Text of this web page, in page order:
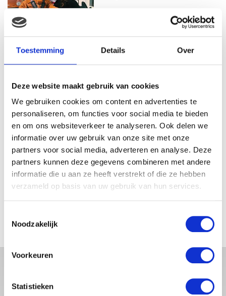
Toestemming Details Over
Deze website maakt gebruik van cookies
We gebruiken cookies om content en advertenties te
personaliseren, om functies voor social media te bieden
en om ons websiteverkeer te analyseren. Ook delen we
informatie over uw gebruik van onze site met onze
partners voor social media, adverteren en analyse. Deze
partners kunnen deze gegevens combineren met andere
informatie die u aan ze heeft verstrekt of die ze hebben
verzameld op basis van uw gebruik van hun services.
Noodzakelijk
Voorkeuren
Statistieken
FEEST, WANT REBEL IS JARIG!
MAMA THIRZA VLOG: OP
VAKANTIE & TWEE ZIEKE
KINDEREN
MAMA CARMEN VLOG:
SCHOLEN ZIJN WEER